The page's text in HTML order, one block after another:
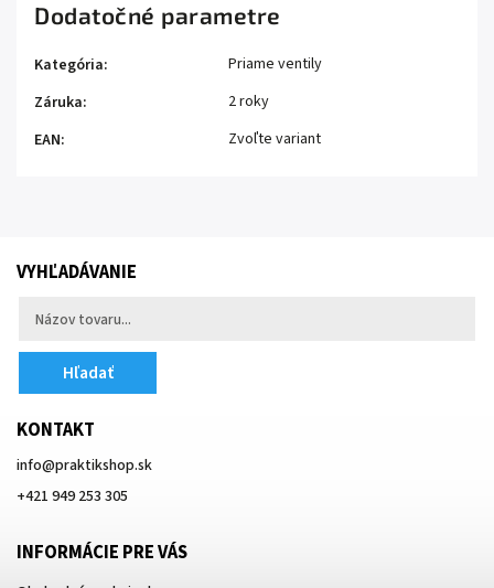
Dodatočné parametre
Kategória:
Priame ventily
Záruka:
2 roky
EAN: Zvoľte variant
VYHĽADÁVANIE
Hľadať
KONTAKT
info@praktikshop.sk
+421 949 253 305
INFORMÁCIE PRE VÁS